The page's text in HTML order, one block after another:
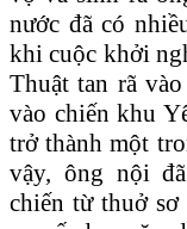
nước đã có
khi cuộc khởi
Thuật tan rã
vào chiến khu
trở thành một
vậy, ông nội
chiến từ thuở